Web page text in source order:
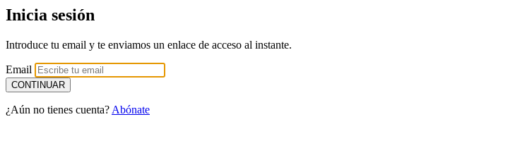
Inicia sesión
Introduce tu email y te enviamos un enlace de acceso al instante.
Email
¿Aún no tienes cuenta? Abónate